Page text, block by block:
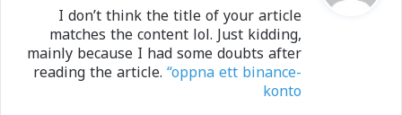
ل
I don’t think the title of your article
matches the content lol. Just kidding,
mainly because I had some doubts after
reading the article.“oppna ett binance-
konto